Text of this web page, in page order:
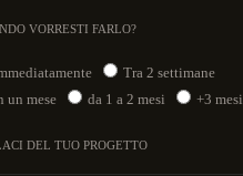
VORRESTI FARLO?
Tra 2 settimane
un mese
da 1 a 2 mesi +3 mesi
DEL TUO PROGETTO